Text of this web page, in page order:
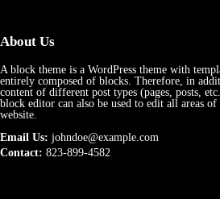
About Us
A block theme is a WordPress theme with
entirely composed of blocks. Therefore, in
content of different post types (pages, posts,
block editor can also be used to edit all areas of
website.
Email Us: johndoe@example.com
Contact: 823-899-4582